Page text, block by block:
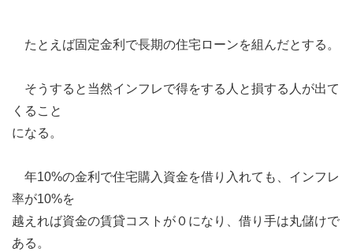
たとえば固定金利で長期の住宅ローンを組んだとする。
そうすると当然インフレで得をする人と損する人が出て
くること
になる。
年10%の金利で住宅購入資金を借り入れても、インフレ
率が10%を
越えれば資金の賃貸コストが０になり、借り手は丸儲けで
ある。